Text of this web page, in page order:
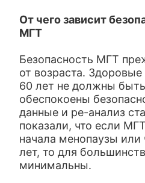
От чего зависит
МГТ
Безопасность МГТ
от возраста.
60 лет не должны
обеспокоены
данные и ре-анализ
показали, что если
начала менопаузы или
лет, то для
минимальны.